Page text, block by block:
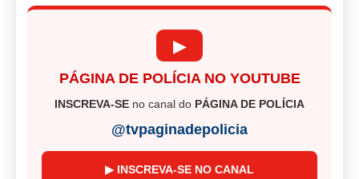
▶
PÁGINA DE POLÍCIA NO YOUTUBE
INSCREVA-SE no canal do PÁGINA DE POLÍCIA
@tvpaginadepolicia
▶ INSCREVA-SE NO CANAL